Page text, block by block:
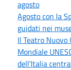
agosto
Agosto con la
guidati nei
Il Teatro
Mondiale
dell'Italia